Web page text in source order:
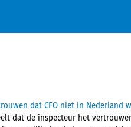
dat CFO niet in Nederland
dat de inspecteur het